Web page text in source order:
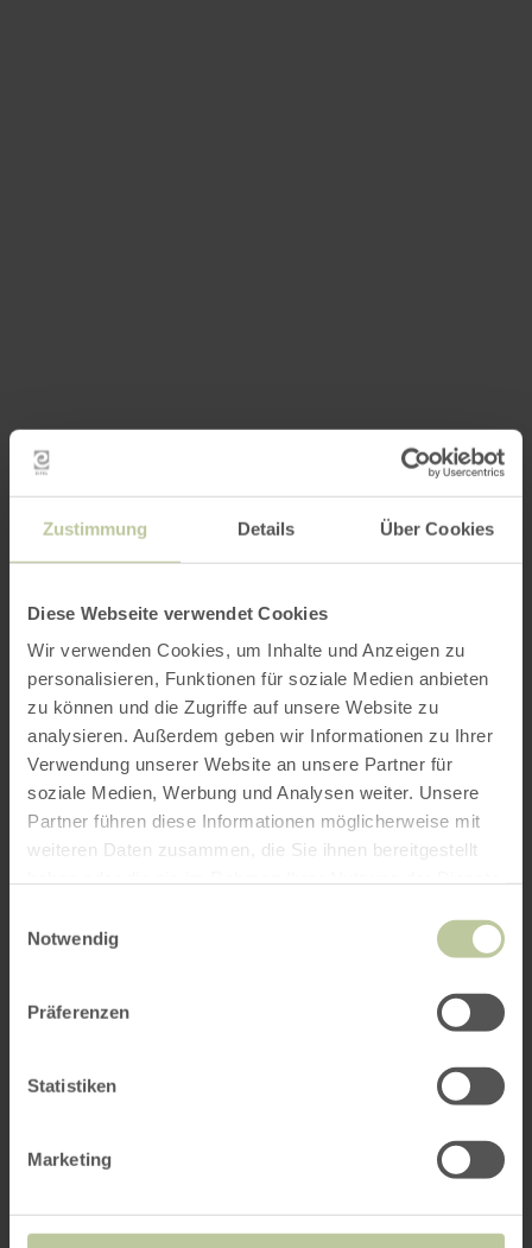
Zustimmung Details Über Cookies
Diese Webseite verwendet Cookies
Wir verwenden Cookies, um Inhalte und Anzeigen zu
personalisieren, Funktionen für soziale Medien anbieten
zu können und die Zugriffe auf unsere Website zu
analysieren. Außerdem geben wir Informationen zu Ihrer
Verwendung unserer Website an unsere Partner für
soziale Medien, Werbung und Analysen weiter. Unsere
Partner führen diese Informationen möglicherweise mit
weiteren Daten zusammen, die Sie ihnen bereitgestellt
Notwendig
Präferenzen
Statistiken
Marketing